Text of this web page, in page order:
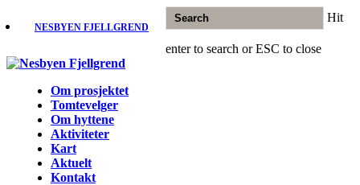
to
content
NESBYEN FJELLGREND
Hit
enter to search or ESC to close
Close
Om prosjektet
Tomtevelger
Om hyttene
Aktiviteter
Kart
Aktuelt
Kontakt